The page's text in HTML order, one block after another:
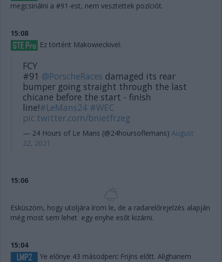
megcsinálni a #91-est, nem vesztettek pozíciót.
15:08
Ez történt Makowieckivel:
FCY
#91 @PorscheRaces damaged its rear
bumper going straight through the last
chicane before the start - finish
line!#LeMans24 #WEC
pic.twitter.com/bnietfrzeg
— 24 Hours of Le Mans (@24hoursoflemans) August
22, 2021
15:06
Esküszöm, hogy utoljára írom le, de a radarelőrejelzés alapján
még most sem lehet egy enyhe esőt kizárni.
15:04
Ye előnye 43 másodperc Frijns előtt. Alighanem